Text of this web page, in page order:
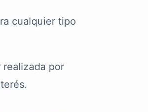
cualquier tipo
por